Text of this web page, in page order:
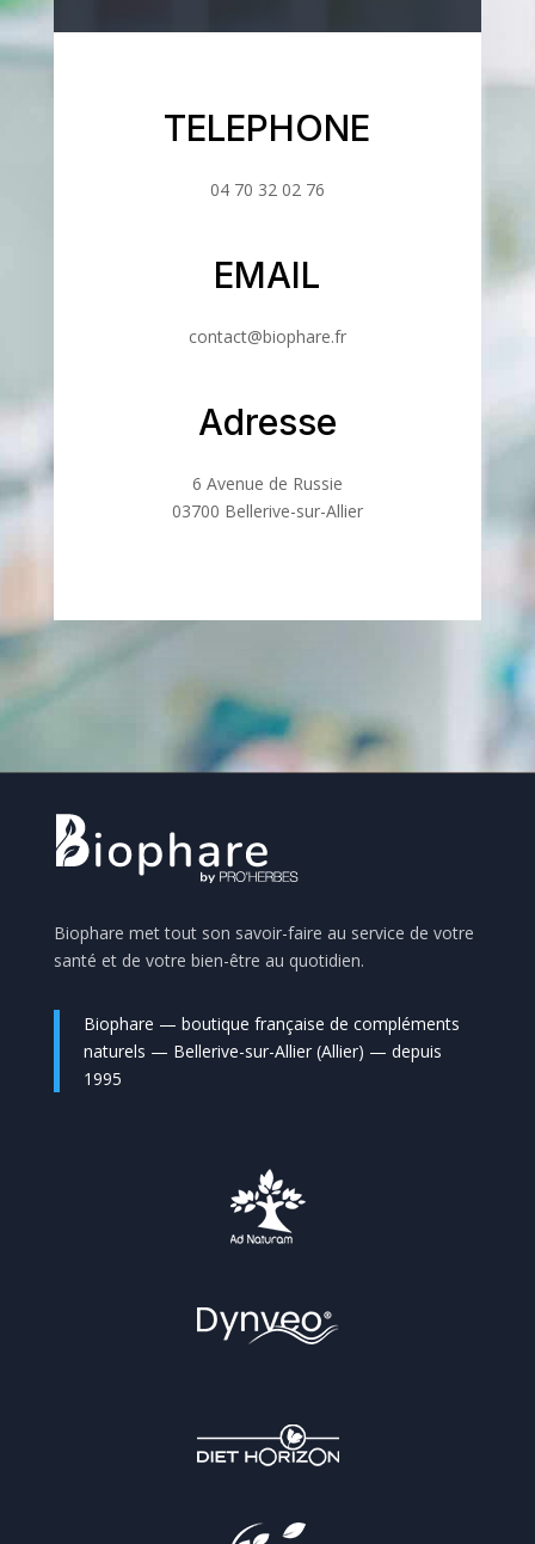
TELEPHONE
04 70 32 02 76
EMAIL
contact@biophare.fr
Adresse
6 Avenue de Russie
03700 Bellerive-sur-Allier
Biophare met tout son savoir-faire au service de votre
santé et de votre bien-être au quotidien.
Biophare — boutique française de compléments
naturels — Bellerive-sur-Allier (Allier) — depuis
1995